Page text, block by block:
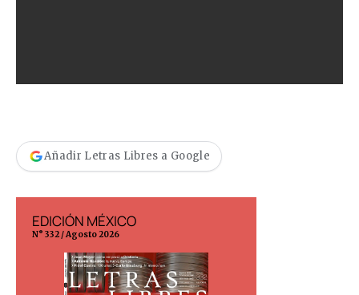
Añadir Letras Libres a Google
EDICIÓN MÉXICO
N° 332 / Agosto 2026